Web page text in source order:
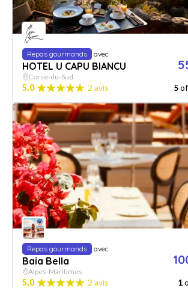
Repas gourmands avec
HOTEL U CAPU BIANCU
Corse-du-Sud
5.0 2 avis 5
Repas gourmands avec
Baia Bella
Alpes-Maritimes
5.0 2 avis 1